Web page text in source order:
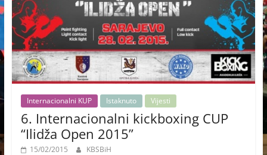
Internacionalni KUP Istaknuto Vijesti
6. Internacionalni kickboxing CUP
“Ilidža Open 2015”
15/02/2015 KBSBiH